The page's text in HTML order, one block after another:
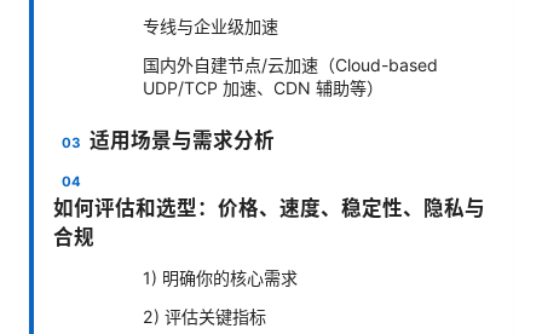
专线与企业级加速
国内外自建节点/云加速（Cloud-based
UDP/TCP 加速、CDN 辅助等）
适用场景与需求分析
如何评估和选型：价格、速度、稳定性、隐私与
合规
1) 明确你的核心需求
2) 评估关键指标